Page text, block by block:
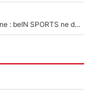
Kylian Mbappé et Lamine Yamal changent de chaîne : beIN SPORTS ne digère pas cette décision historique et prédit un fiasco pour la Liga